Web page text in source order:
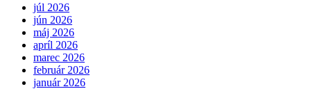
júl 2026
jún 2026
máj 2026
apríl 2026
marec 2026
február 2026
január 2026